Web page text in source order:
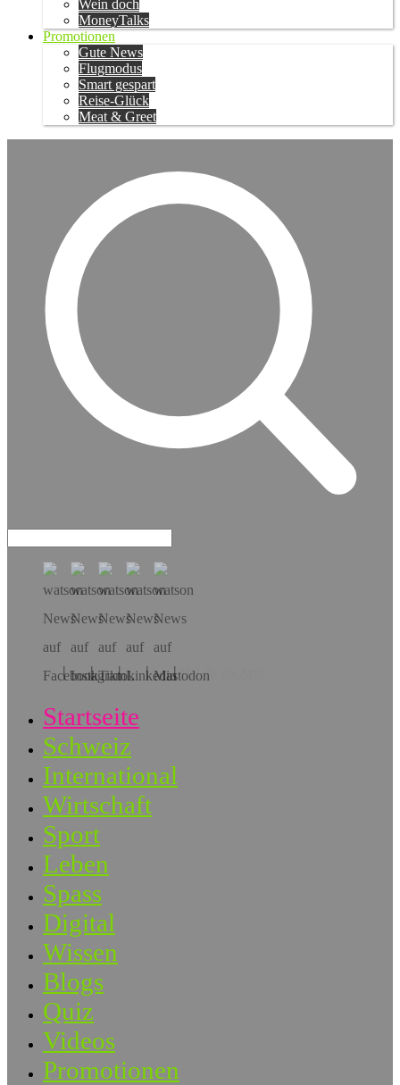
Wein doch
MoneyTalks
Promotionen
Gute News
Flugmodus
Smart gespart
Reise-Glück
Meat & Greet
Hol dir die App!
Startseite
Schweiz
International
Wirtschaft
Sport
Leben
Spass
Digital
Wissen
Blogs
Quiz
Videos
Promotionen